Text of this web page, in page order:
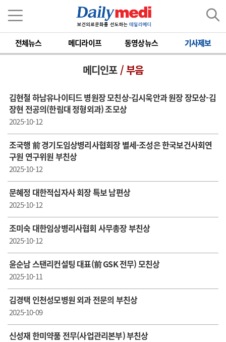
전체뉴스 메디라이프 동영상뉴스 기사제보
메디인포/ 부음
김현철 하남유나이티드 병원장 모친상-김시욱안과 원장 장모상-김
장현 전공의(한림대 정형외과) 조모상
2025-10-12
조국행 前 경기도임상병리사협회장 별세-조성은 한국보건사회연
구원 연구위원 부친상
2025-10-12
문혜정 대한적십자사 회장 특보 남편상
2025-10-12
조미숙 대한임상병리사협회 사무총장 부친상
2025-10-12
윤순남 스탠리컨설팅 대표(前 GSK 전무) 모친상
2025-10-11
김경택 인천성모병원 외과 전문의 부친상
2025-10-09
신성재 한미약품 전무(사업관리본부) 부친상